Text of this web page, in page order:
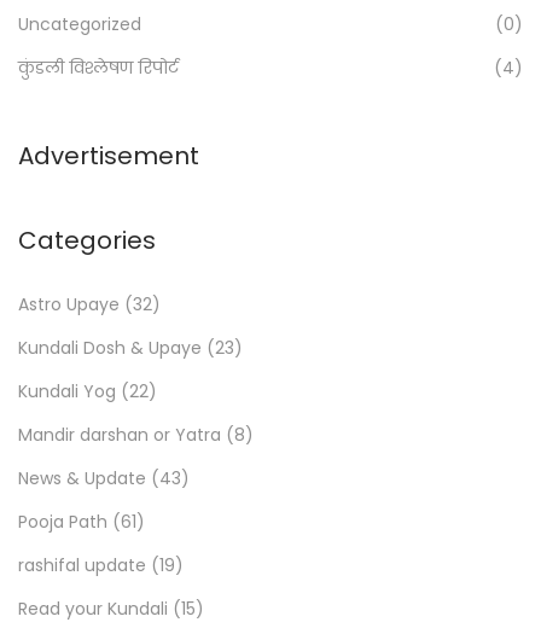
Uncategorized
(0)
कुंडली विश्लेषण रिपोर्ट
(4)
Advertisement
Categories
Astro Upaye (32)
Kundali Dosh & Upaye (23)
Kundali Yog (22)
Mandir darshan or Yatra (8)
News & Update (43)
Pooja Path (61)
rashifal update (19)
Read your Kundali (15)